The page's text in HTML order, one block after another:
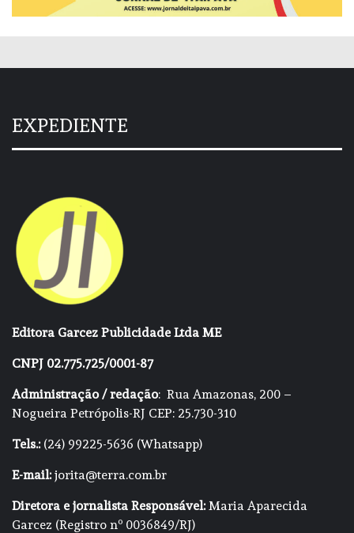
EXPEDIENTE
Editora Garcez Publicidade Ltda ME
CNPJ 02.775.725/0001-87
Administração / redação: Rua Amazonas, 200 –
Nogueira Petrópolis-RJ CEP: 25.730-310
Tels.:(24) 99225-5636 (Whatsapp)
E-mail:jorita@terra.com.br
Diretora e jornalista Responsável:Maria Aparecida
Garcez (Registro nº 0036849/RJ)